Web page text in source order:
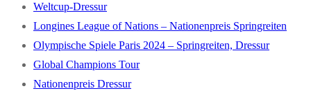
Weltcup-Dressur
Longines League of Nations – Nationenpreis Springreiten
Olympische Spiele Paris 2024 – Springreiten, Dressur
Global Champions Tour
Nationenpreis Dressur